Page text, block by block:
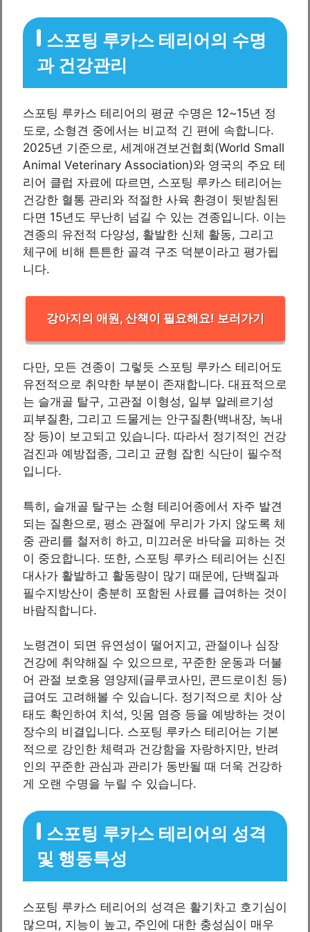
스포팅 루카스 테리어의 수명
과 건강관리
스포팅 루카스 테리어의 평균 수명은 12~15년 정
도로, 소형견 중에서는 비교적 긴 편에 속합니다.
2025년 기준으로, 세계애견보건협회(World Small
Animal Veterinary Association)와 영국의 주요 테
리어 클럽 자료에 따르면, 스포팅 루카스 테리어는
건강한 혈통 관리와 적절한 사육 환경이 뒷받침된
다면 15년도 무난히 넘길 수 있는 견종입니다. 이는
견종의 유전적 다양성, 활발한 신체 활동, 그리고
체구에 비해 튼튼한 골격 구조 덕분이라고 평가됩
니다.
강아지의 애원, 산책이 필요해요! 보러가기
다만, 모든 견종이 그렇듯 스포팅 루카스 테리어도
유전적으로 취약한 부분이 존재합니다. 대표적으로
는 슬개골 탈구, 고관절 이형성, 일부 알레르기성
피부질환, 그리고 드물게는 안구질환(백내장, 녹내
장 등)이 보고되고 있습니다. 따라서 정기적인 건강
검진과 예방접종, 그리고 균형 잡힌 식단이 필수적
입니다.
특히, 슬개골 탈구는 소형 테리어종에서 자주 발견
되는 질환으로, 평소 관절에 무리가 가지 않도록 체
중 관리를 철저히 하고, 미끄러운 바닥을 피하는 것
이 중요합니다. 또한, 스포팅 루카스 테리어는 신진
대사가 활발하고 활동량이 많기 때문에, 단백질과
필수지방산이 충분히 포함된 사료를 급여하는 것이
바람직합니다.
노령견이 되면 유연성이 떨어지고, 관절이나 심장
건강에 취약해질 수 있으므로, 꾸준한 운동과 더불
어 관절 보호용 영양제(글루코사민, 콘드로이친 등)
급여도 고려해볼 수 있습니다. 정기적으로 치아 상
태도 확인하여 치석, 잇몸 염증 등을 예방하는 것이
장수의 비결입니다. 스포팅 루카스 테리어는 기본
적으로 강인한 체력과 건강함을 자랑하지만, 반려
인의 꾸준한 관심과 관리가 동반될 때 더욱 건강하
게 오랜 수명을 누릴 수 있습니다.
스포팅 루카스 테리어의 성격
및 행동특성
스포팅 루카스 테리어의 성격은 활기차고 호기심이
많으며, 지능이 높고, 주인에 대한 충성심이 매우